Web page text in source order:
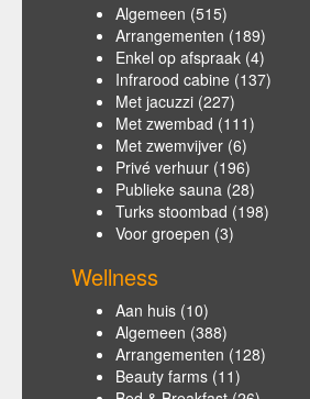
Algemeen (515)
Arrangementen (189)
Enkel op afspraak (4)
Infrarood cabine (137)
Met jacuzzi (227)
Met zwembad (111)
Met zwemvijver (6)
Privé verhuur (196)
Publieke sauna (28)
Turks stoombad (198)
Voor groepen (3)
Wellness
Aan huis (10)
Algemeen (388)
Arrangementen (128)
Beauty farms (11)